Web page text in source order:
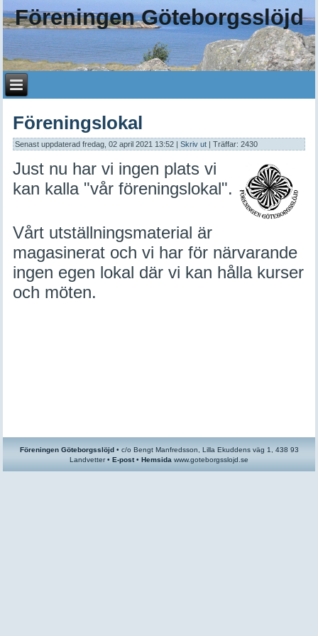
Föreningen Göteborgsslöjd
Föreningslokal
Senast uppdaterad fredag, 02 april 2021 13:52 |Skriv ut | Träffar: 2430
Just nu har vi ingen plats vi
kan kalla "vår föreningslokal".
Vårt utställningsmaterial är
magasinerat och vi har för närvarande
ingen egen lokal där vi kan hålla kurser
och möten.
Föreningen Göteborgsslöjd • c/o Bengt Manfredsson, Lilla Ekuddens väg 1, 438 93
Landvetter • E-post• Hemsida www.goteborgsslojd.se